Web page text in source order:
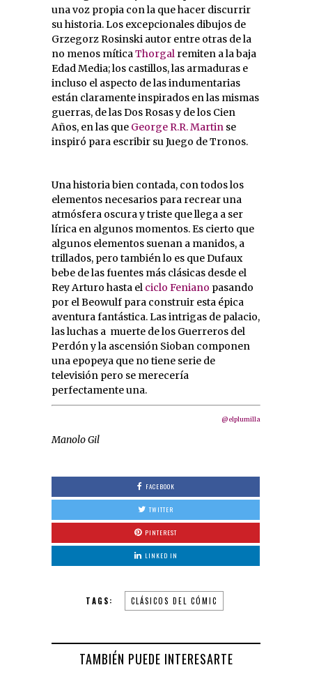
una voz propia con la que hacer discurrir
su historia. Los excepcionales dibujos de
Grzegorz Rosinski autor entre otras de la
no menos míticaThorgal  remiten a la baja
Edad Media; los castillos, las armaduras e
incluso el aspecto de las indumentarias
están claramente inspirados en las mismas
guerras, de las Dos Rosas y de los Cien
Años, en las que George R.R. Martin se
inspiró para escribir su Juego de Tronos.
Una historia bien contada, con todos los
elementos necesarios para recrear una
atmósfera oscura y triste que llega a ser
lírica en algunos momentos. Es cierto que
algunos elementos suenan a manidos, a
trillados, pero también lo es que Dufaux
bebe de las fuentes más clásicas desde el
Rey Arturo hasta el ciclo Feniano pasando
por el Beowulf para construir esta épica
aventura fantástica. Las intrigas de palacio,
las luchas a muerte de los Guerreros del
Perdón y la ascensión Sioban componen
una epopeya que no tiene serie de
televisión pero se merecería
perfectamente una.
@elplumilla
Manolo Gil
FACEBOOK
TWITTER
PINTEREST
LINKED IN
TAGS: CLÁSICOS DEL CÓMIC
TAMBIÉN PUEDE INTERESARTE